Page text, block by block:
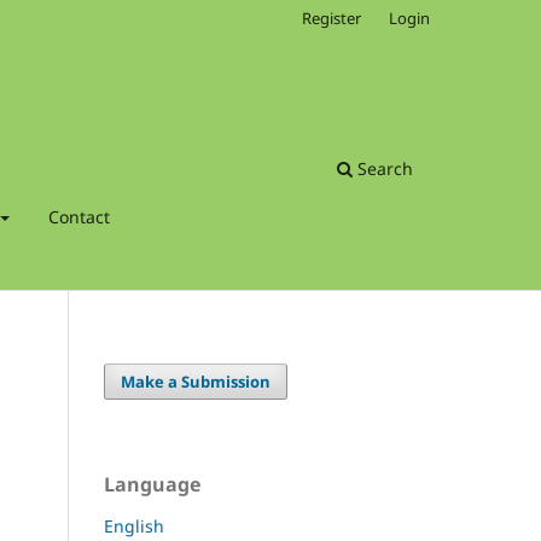
Contact
Search
Register Login
Make a Submission
Language
English